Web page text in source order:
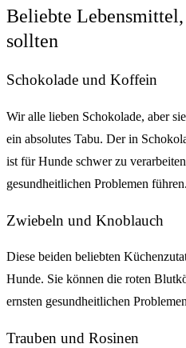
Beliebte
sollten
Schokolade und Koffein
Wir alle lieben Schokolade, aber
ein absolutes Tabu. Der in
ist für Hunde schwer zu
gesundheitlichen Problemen führen.
Zwiebeln und Knoblauch
Diese beiden beliebten
Hunde. Sie können die roten
ernsten gesundheitlichen
Trauben und Rosinen